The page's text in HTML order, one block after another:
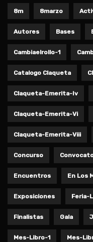
8m 8marzo
Autores Bases
Cambiaelrollo-1
Catalogo Claqueta
Claqueta-Emerita-Iv
Claqueta-Emerita-Vi
Claqueta-Emerita-Viii
Concurso
Encuentros En Los
Exposiciones Feria-
Finalistas Gala
Mes-Libro-1 Mes-